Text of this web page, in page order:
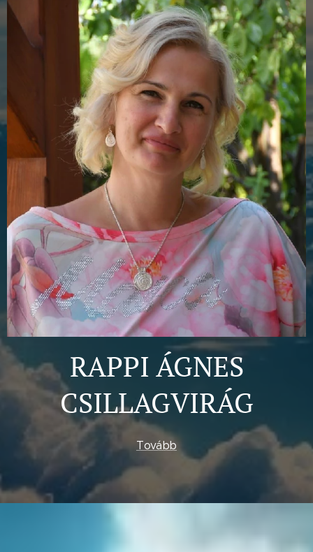
RAPPI ÁGNES
CSILLAGVIRÁG
Tovább